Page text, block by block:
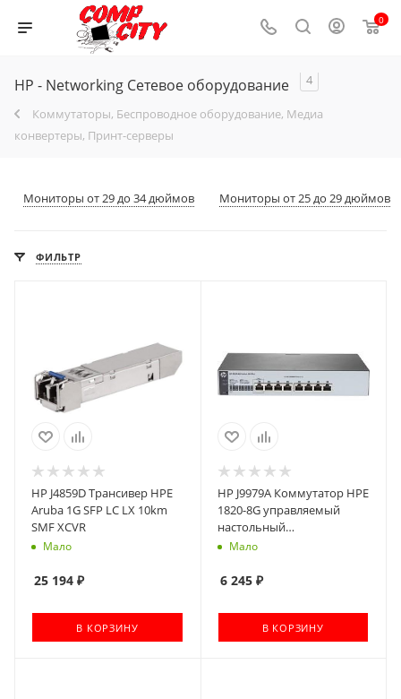
0
HP - Networking Сетевое оборудование 4
Коммутаторы, Беспроводное оборудование, Медиа
конвертеры, Принт-серверы
Мониторы от 29 до 34 дюймов Мониторы от 25 до 29 дюймов
ФИЛЬТР
HP J4859D Трансивер HPE
Aruba 1G SFP LC LX 10km
SMF XCVR
Мало
25 194 ₽
В КОРЗИНУ
HP J9979A Коммутатор HPE
1820-8G управляемый
настольный
8x10/100/1000BASE-T
Мало
6 245₽
В КОРЗИНУ